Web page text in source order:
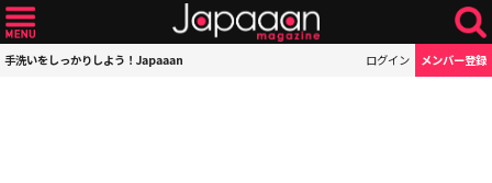
手洗いをしっかりしよう！Japaaan ログイン メンバー登録